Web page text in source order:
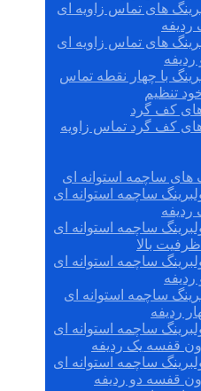
های تماس زاویه ای
ردیفه
های تماس زاویه ای
ردیفه
با چهار نقطه تماس
تنظیم
های کف گرد
های کف گرد تماس زاویه
های ساچمه استوانه ای
ساچمه استوانه ای
ردیفه
ساچمه استوانه ای
ظرفیت بالا
ساچمه استوانه ای
ردیفه
ساچمه استوانه ای
ردیفه
ساچمه استوانه ای
قفسه یک ردیفه
ساچمه استوانه ای
قفسه دو ردیفه